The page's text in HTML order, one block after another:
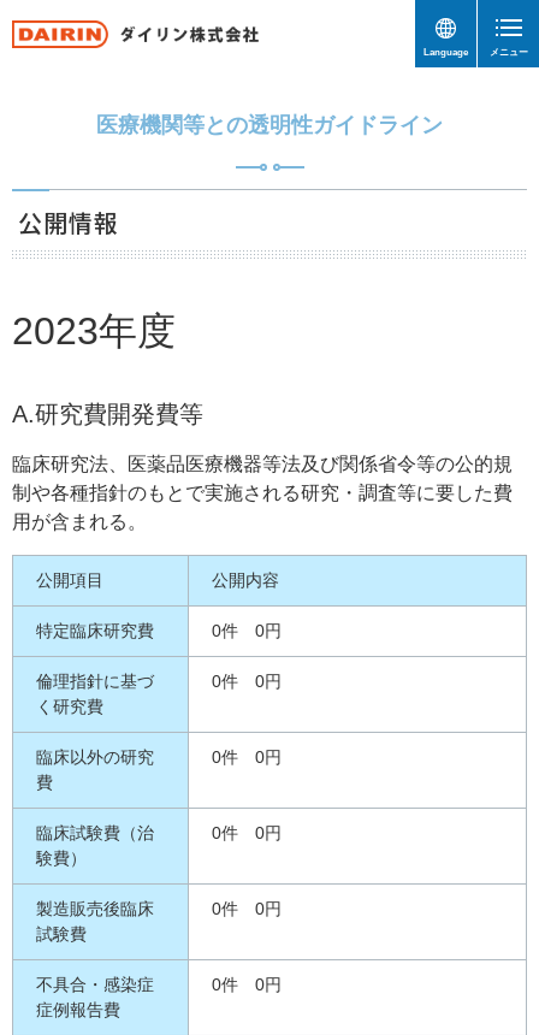
Language メニュー
医療機関等との透明性ガイドライン
公開情報
2023年度
A.研究費開発費等
臨床研究法、医薬品医療機器等法及び関係省令等の公的規
制や各種指針のもとで実施される研究・調査等に要した費
用が含まれる。
公開項目 公開内容
特定臨床研究費 0件 0円
倫理指針に基づ
く研究費
0件 0円
臨床以外の研究
費
0件 0円
臨床試験費（治
験費）
0件 0円
製造販売後臨床
試験費
0件 0円
不具合・感染症
症例報告費
0件 0円